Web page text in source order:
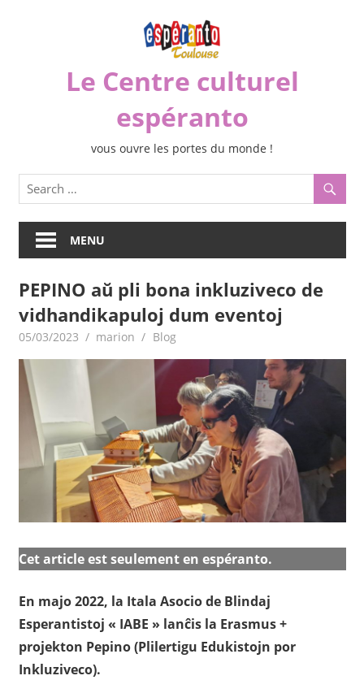
Le Centre culturel
espéranto
vous ouvre les portes du monde !
MENU
PEPINO aŭ pli bona inkluziveco de
vidhandikapuloj dum eventoj
05/03/2023 marion Blog
Cet article est seulement en espéranto.
En majo 2022, la Itala Asocio de Blindaj
Esperantistoj « IABE » lanĉis la Erasmus +
projekton Pepino (Plilertigu Edukistojn por
Inkluziveco).